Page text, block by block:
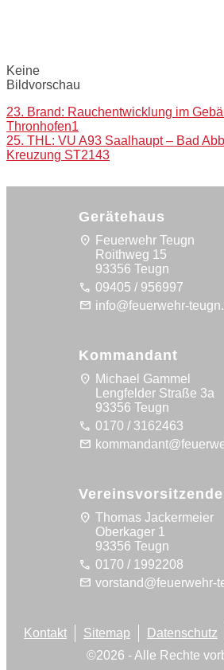
Keine
Bildvorschau
Post
navigation
23. Brand: Rauchentwicklung im
Thronhofen1
25. THL: VU A93 Saalhaupt – Bad
Kreuzung ST2143
Gerätehaus
location_on Feuerwehr Teugn
Roithweg 15
93356 Teugn
call 09405 / 956997
mail info@feuerwehr-
Kommandant
location_on Michael Gammel
Lengfelder Straße 3a
93356 Teugn
call 0170 / 3162463
mail
location_on Thomas Jackermeier
Oberkager 1
93356 Teugn
call 0170 / 1992208
mail vorstand@feuerwehr-
©2026 - Alle Rechte
Kontakt Sitemap Datenschutz